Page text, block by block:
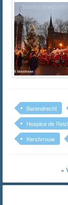
Barendrecht
Hospice de
Kerstvrouw
«